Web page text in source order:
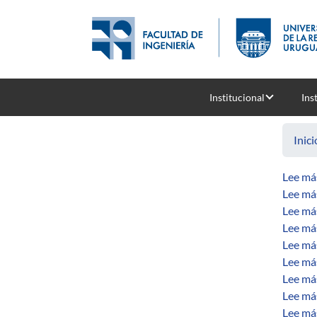
Institucional
Lee
Lee
Lee
Lee
Lee
Lee
Lee
Lee
Lee